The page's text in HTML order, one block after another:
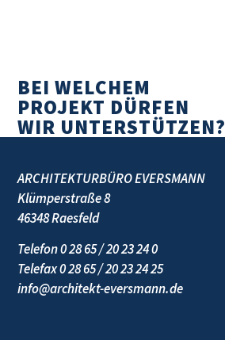
BEI WELCHEM
PROJEKT DÜRFEN
WIR UNTERSTÜTZEN?
ARCHITEKTURBÜRO EVERSMANN
Klümperstraße 8
46348 Raesfeld
Telefon 0 28 65 / 20 23 24 0
Telefax 0 28 65 / 20 23 24 25
info@architekt-eversmann.de